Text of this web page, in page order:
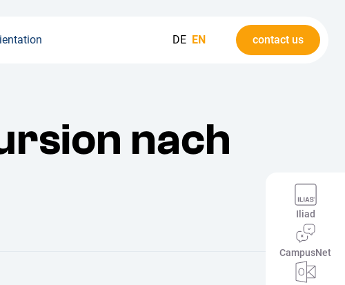
Iliad
CampusNet
DE EN contact us
nach